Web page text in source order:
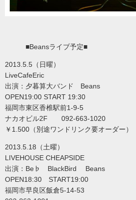
■Beansライブ予定■
2013.5.5（日曜）
LiveCafeEric
出演：夕暮算大バンド Beans
OPEN19:00 START 19:30
福岡市東区香椎駅前1-9-5
ナカオビル2F 092-663-1020
￥1.500（別途ワンドリンク要オーダー）
2013.5.18（土曜）
LIVEHOUSE CHEAPSIDE
出演：Be♭ BlackBird Beans
OPEN18:30 START19:00
福岡市早良区飯倉5-14-53